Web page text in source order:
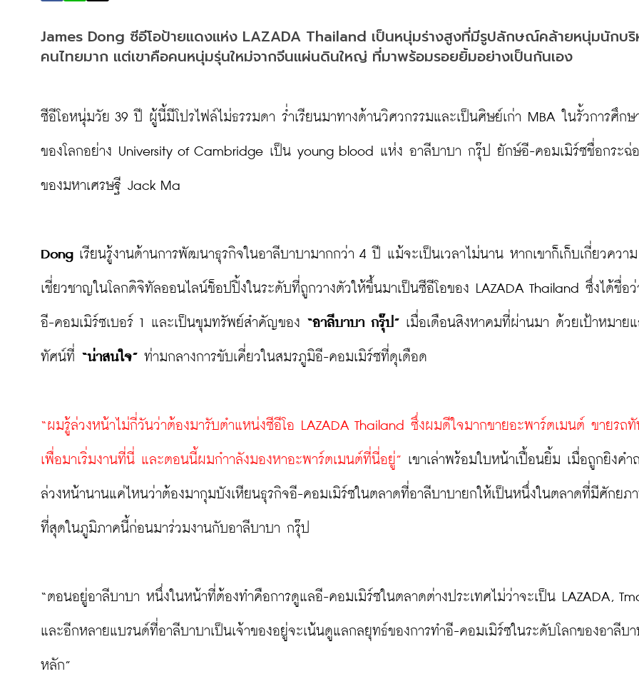
James Dong ซีอีโอป้ายแดงแห่ง LAZADA Thailand เป็นหนุ่มร่างสูงที่มีรูปลักษณ์คล้ายหนุ่มนักบริ
คนไทยมาก แต่เขาคือคนหนุ่มรุ่นใหม่จากจีนแผ่นดินใหญ่ ที่มาพร้อมรอยยิ้มอย่างเป็นกันเอง
ซีอีโอหนุ่มวัย 39 ปี ผู้นี้มีโปรไฟล์ไม่ธรรมดา ร่ำเรียนมาทางด้านวิศวกรรมและเป็นศิษย์เก่า MBA ในรั้วการศึกษ
ของโลกอย่าง University of Cambridge เป็น young blood แห่ง อาลีบาบา กรุ๊ป ยักษ์อี-คอมเมิร์ซชื่อกระฉ่
ของมหาเศรษฐี Jack Ma
Dong เรียนรู้งานด้านการพัฒนาธุรกิจในอาลีบาบามากกว่า 4 ปี แม้จะเป็นเวลาไม่นาน หากเขาก็เก็บเกี่ยวความ
เชี่ยวชาญในโลกดิจิทัลออนไลน์ช็อปปิ้งในระดับที่ถูกวางตัวให้ขึ้นมาเป็นซีอีโอของ LAZADA Thailand ซึ่งได้ชื่อว่
อี-คอมเมิร์ซเบอร์ 1 และเป็นขุมทรัพย์สำคัญของ “อาลีบาบา กรุ๊ป” เมื่อเดือนสิงหาคมที่ผ่านมา ด้วยเป้าหมาย
ทัศน์ที่ “น่าสนใจ” ท่ามกลางการขับเคี่ยวในสมรภูมิอี-คอมเมิร์ซที่ดุเดือด
“ผมรู้ล่วงหน้าไม่กี่วันว่าต้องมารับตำแหน่งซีอีโอ LAZADA Thailand ซึ่งผมดีใจมากขายอะพาร์ตเมนต์ ขายรถ
เพื่อมาเริ่มงานที่นี่ และตอนนี้ผมกำาลังมองหาอะพาร์ตเมนต์ที่นี่อยู่” เขาเล่าพร้อมใบหน้าเปื้อนยิ้ม เมื่อถูกยิงคำ
ล่วงหน้านานแค่ไหนว่าต้องมากุมบังเหียนธุรกิจอี-คอมเมิร์ซในตลาดที่อาลีบาบายกให้เป็นหนึ่งในตลาดที่มีศักยภ
ที่สุดในภูมิภาคนี้ก่อนมาร่วมงานกับอาลีบาบา กรุ๊ป
“ตอนอยู่อาลีบาบา หนึ่งในหน้าที่ต้องทำคือการดูแลอี-คอมเมิร์ซในตลาดต่างประเทศไม่ว่าจะเป็น LAZADA,
และอีกหลายแบรนด์ที่อาลีบาบาเป็นเจ้าของอยู่จะเน้นดูแลกลยุทธ์ของการทำอี-คอมเมิร์ซในระดับโลกของอาลีบา
หลัก”